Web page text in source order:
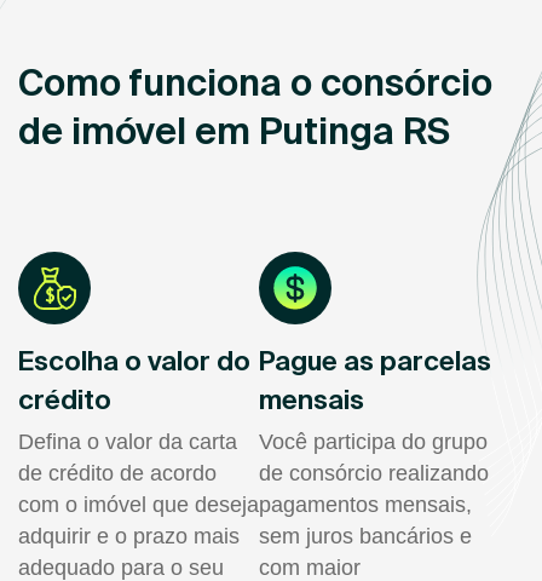
Como funciona o consórcio
de imóvel em Putinga RS
Escolha o valor do
crédito
Defina o valor da carta
de crédito de acordo
com o imóvel que deseja
adquirir e o prazo mais
adequado para o seu
Pague as parcelas
mensais
Você participa do grupo
de consórcio realizando
pagamentos mensais,
sem juros bancários e
com maior